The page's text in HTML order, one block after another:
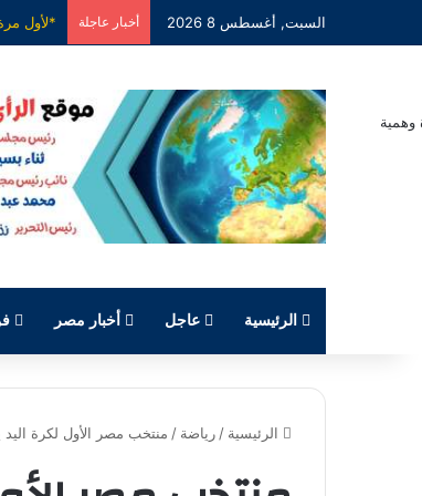
السبت, أغسطس 8 2026 أخبار عاجلة
الرئيسية عاجل أخبار مصر
الرئيسية / رياضة / منتخب مصر الأول لكرة اليد